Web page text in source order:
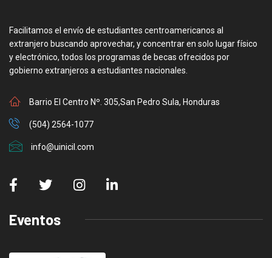
Facilitamos el envío de estudiantes centroamericanos al
extranjero buscando aprovechar, y concentrar en solo lugar físico
y electrónico, todos los programas de becas ofrecidos por
gobierno extranjeros a estudiantes nacionales.
Barrio El Centro Nº. 305,San Pedro Sula, Honduras
(504) 2564-1077
info@uinicil.com
Eventos